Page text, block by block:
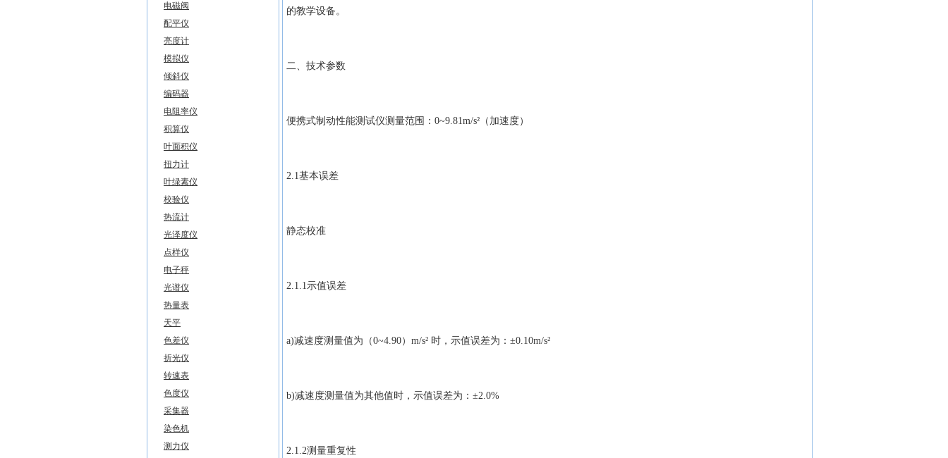
电磁阀
配平仪
亮度计
模拟仪
倾斜仪
编码器
电阻率仪
积算仪
叶面积仪
扭力计
叶绿素仪
校验仪
热流计
光泽度仪
点样仪
电子秤
光谱仪
热量表
天平
色差仪
折光仪
转速表
色度仪
采集器
染色机
测力仪
的教学设备。
二、技术参数
便携式制动性能测试仪测量范围：0~9.81m/s²（加速度）
2.1基本误差
静态校准
2.1.1示值误差
a)减速度测量值为（0~4.90）m/s² 时，示值误差为：±0.10m/s²
b)减速度测量值为其他值时，示值误差为：±2.0%
2.1.2测量重复性